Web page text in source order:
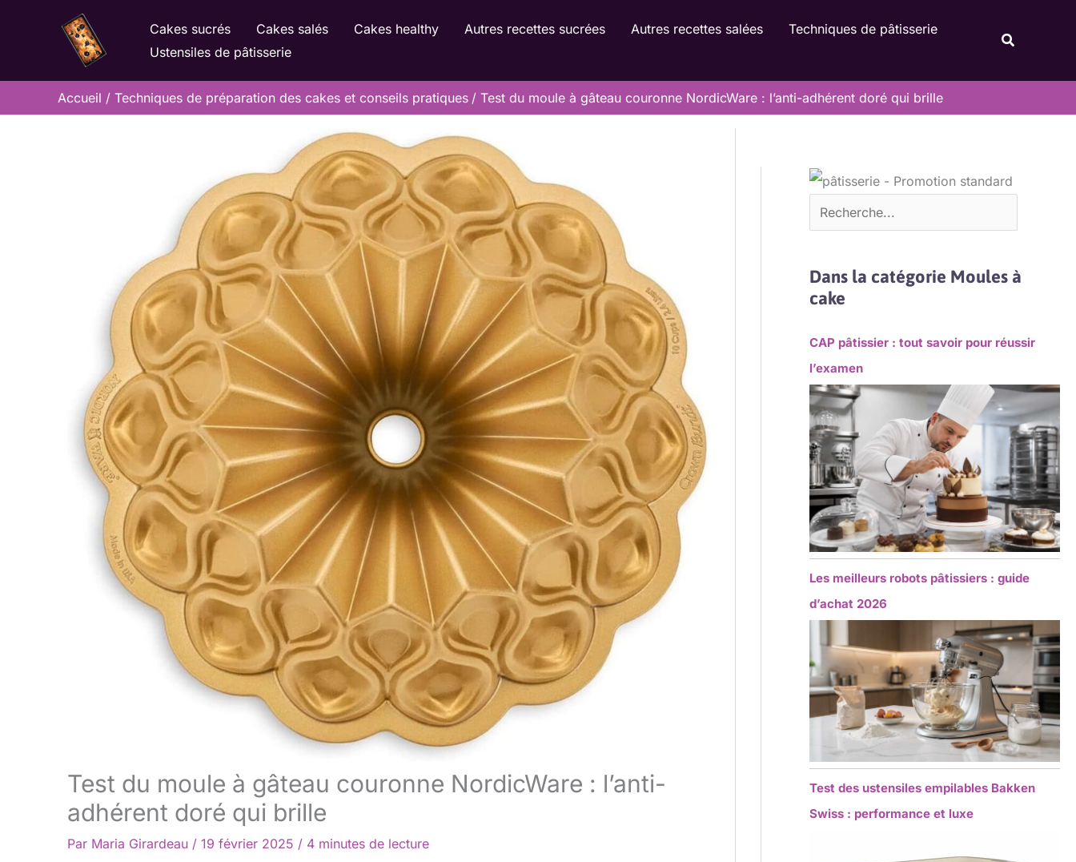
Cakes sucrés Cakes salés Cakes healthy Autres recettes sucrées Autres recettes salées
Techniques de pâtisserie
Ustensiles de pâtisserie
Accueil Techniques de préparation des cakes et conseils pratiques Test du moule à gâteau couronne NordicWare : l’anti-adhérent doré qui brille
Test du moule à gâteau couronne NordicWare : l’anti-
adhérent doré qui brille
Par Maria Girardeau / 19 février 2025 / 4 minutes de lecture
Dans la catégorie Moules à
cake
CAP pâtissier : tout savoir pour réussir
l’examen
Les meilleurs robots pâtissiers : guide
d’achat 2026
Test des ustensiles empilables Bakken
Swiss : performance et luxe